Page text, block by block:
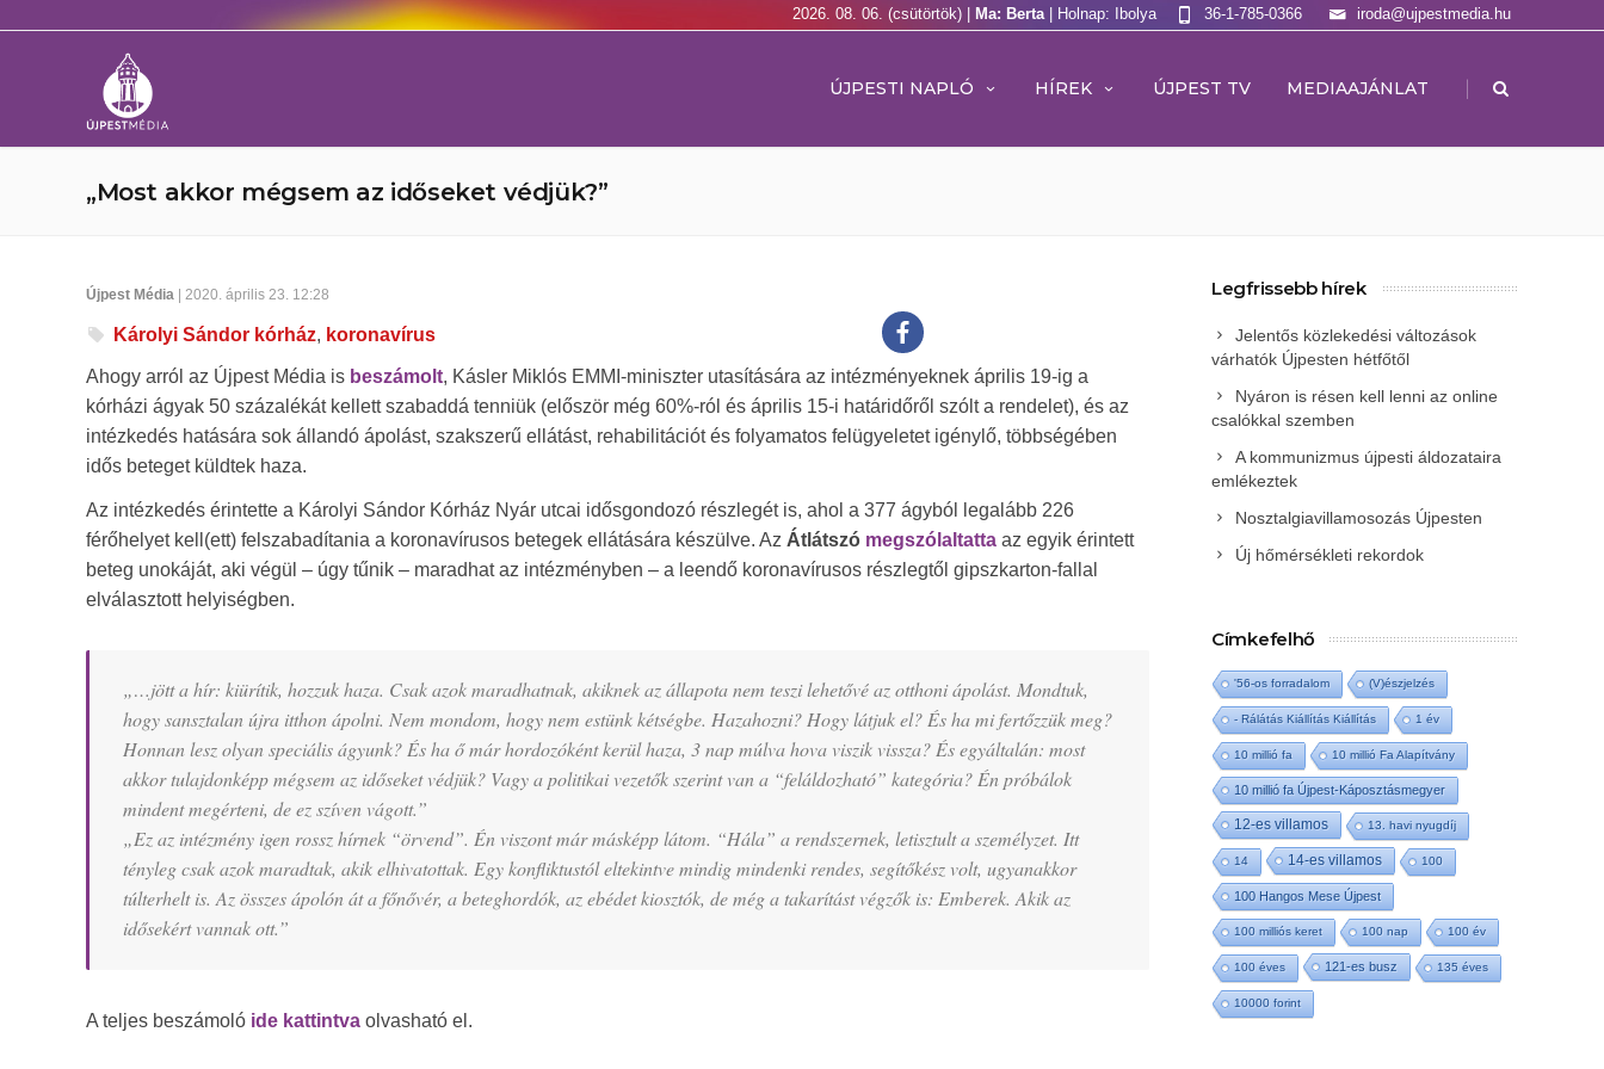
2026. 08. 06. (csütörtök) | Ma: Berta | Holnap: Ibolya iroda@ujpestmedia.hu
36-1-785-0366
ÚJPESTI NAPLÓ HÍREK ÚJPEST TV MEDIAAJÁNLAT |
„Most akkor mégsem az időseket védjük?”
Újpest Média | 2020. április 23. 12:28
Károlyi Sándor kórház, koronavírus
Ahogy arról az Újpest Média is beszámolt, Kásler Miklós EMMI-miniszter utasítására az intézményeknek április 19-ig a
kórházi ágyak 50 százalékát kellett szabaddá tenniük (először még 60%-ról és április 15-i határidőről szólt a rendelet), és az
intézkedés hatására sok állandó ápolást, szakszerű ellátást, rehabilitációt és folyamatos felügyeletet igénylő, többségében
idős beteget küldtek haza.
Az intézkedés érintette a Károlyi Sándor Kórház Nyár utcai idősgondozó részlegét is, ahol a 377 ágyból legalább 226
férőhelyet kell(ett) felszabadítania a koronavírusos betegek ellátására készülve. Az Átlátszó megszólaltatta az egyik érintett
beteg unokáját, aki végül – úgy tűnik – maradhat az intézményben – a leendő koronavírusos részlegtől gipszkarton-fallal
elválasztott helyiségben.
„…jött a hír: kiürítik, hozzuk haza. Csak azok maradhatnak, akiknek az állapota nem teszi lehetővé az otthoni ápolást. Mondtuk,
hogy sansztalan újra itthon ápolni. Nem mondom, hogy nem estünk kétségbe. Hazahozni? Hogy látjuk el? És ha mi fertőzzük meg?
Honnan lesz olyan speciális ágyunk? És ha ő már hordozóként kerül haza, 3 nap múlva hova viszik vissza? És egyáltalán: most
akkor tulajdonképp mégsem az időseket védjük? Vagy a politikai vezetők szerint van a “feláldozható” kategória? Én próbálok
mindent megérteni, de ez szíven vágott.”
„Ez az intézmény igen rossz hírnek “örvend”. Én viszont már másképp látom. “Hála” a rendszernek, letisztult a személyzet. Itt
tényleg csak azok maradtak, akik elhivatottak. Egy konfliktustól eltekintve mindig mindenki rendes, segítőkész volt, ugyanakkor
túlterhelt is. Az összes ápolón át a főnővér, a beteghordók, az ebédet kiosztók, de még a takarítást végzők is: Emberek. Akik az
idősekért vannak ott.”
A teljes beszámoló ide kattintva olvasható el.
Legfrissebb hírek
Jelentős közlekedési változások
várhatók Újpesten hétfőtől
Nyáron is résen kell lenni az online
csalókkal szemben
A kommunizmus újpesti áldozataira
emlékeztek
Nosztalgiavillamosozás Újpesten
Új hőmérsékleti rekordok
Címkefelhő
'56-os forradalom (V)észjelzés
- Rálátás Kiállítás Kiállítás 1 év
10 millió fa 10 millió Fa Alapítvány
10 millió fa Újpest-Káposztásmegyer
12-es villamos 13. havi nyugdíj
14 14-es villamos 100
100 Hangos Mese Újpest
100 milliós keret 100 nap 100 év
100 éves 121-es busz 135 éves
10000 forint